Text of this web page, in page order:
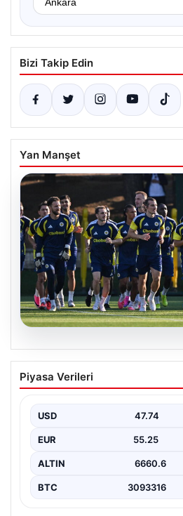
Bizi Takip Edin
Yan Manşet
05.08.2026
Fenerbahçe’nin Avrupa
Sturm Graz Maçı Öncesi
Fenerbahçe, UEFA Şampiyonlar
Piyasa Verileri
USD 47.74
EUR 55.25
ALTIN 6660.6
BTC 3093316